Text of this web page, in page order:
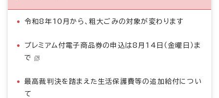
令和8年10月から、粗大ごみの対象が変わります
プレミアム付電子商品券の申込は8月14日（金曜日）ま
で
最高裁判決を踏まえた生活保護費等の追加給付につい
て